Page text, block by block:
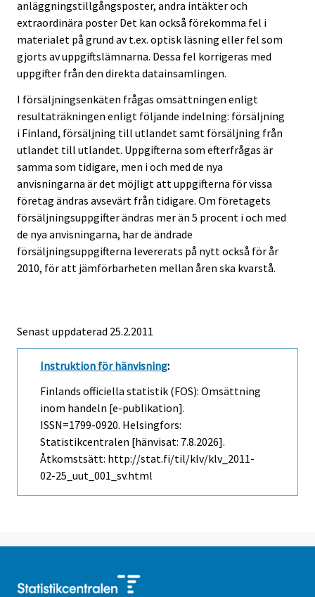
anläggningstillgångsposter, andra intäkter och
extraordinära poster Det kan också förekomma fel i
materialet på grund av t.ex. optisk läsning eller fel som
gjorts av uppgiftslämnarna. Dessa fel korrigeras med
uppgifter från den direkta datainsamlingen.
I försäljningsenkäten frågas omsättningen enligt
resultaträkningen enligt följande indelning: försäljning
i Finland, försäljning till utlandet samt försäljning från
utlandet till utlandet. Uppgifterna som efterfrågas är
samma som tidigare, men i och med de nya
anvisningarna är det möjligt att uppgifterna för vissa
företag ändras avsevärt från tidigare. Om företagets
försäljningsuppgifter ändras mer än 5 procent i och med
de nya anvisningarna, har de ändrade
försäljningsuppgifterna levererats på nytt också för år
2010, för att jämförbarheten mellan åren ska kvarstå.
Senast uppdaterad 25.2.2011
Instruktion för hänvisning:
Finlands officiella statistik (FOS): Omsättning
inom handeln [e-publikation].
ISSN=1799-0920. Helsingfors:
Statistikcentralen [hänvisat: 7.8.2026].
Åtkomstsätt: http://stat.fi/til/klv/klv_2011-
02-25_uut_001_sv.html